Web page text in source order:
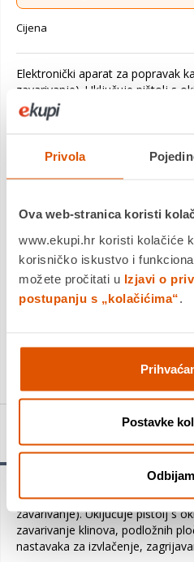
Privola
Ova web-stranica koristi
www.ekupi.hr koristi kolačiće
korisničko iskustvo i
možete pročitati u Izjavi o
postupanju s „kolačićima“
Postavke
Cijena
Elektronički aparat za popravak
zavarivanje). Uključuje pištolj s
zavarivanje klinova, podložnih
Platite gotovinom pri
DODAJTE
Usporedite proizvod
Elektronički aparat za popravak
zavarivanje). Uključuje pištolj s
zavarivanje klinova, podložnih
nastavaka za izvlačenje,